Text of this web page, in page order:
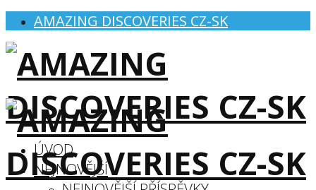
AMAZING DISCOVERIES CZ-SK
ÚVOD
NEJNOVĚJŠÍ